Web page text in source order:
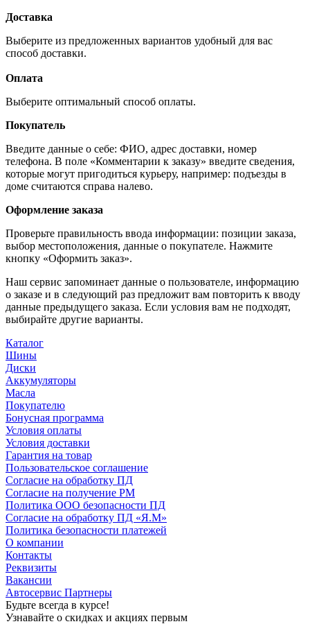
Доставка
Выберите из предложенных вариантов удобный для вас
способ доставки.
Оплата
Выберите оптимальный способ оплаты.
Покупатель
Введите данные о себе: ФИО, адрес доставки, номер
телефона. В поле «Комментарии к заказу» введите сведения,
которые могут пригодиться курьеру, например: подъезды в
доме считаются справа налево.
Оформление заказа
Проверьте правильность ввода информации: позиции заказа,
выбор местоположения, данные о покупателе. Нажмите
кнопку «Оформить заказ».
Наш сервис запоминает данные о пользователе, информацию
о заказе и в следующий раз предложит вам повторить к вводу
данные предыдущего заказа. Если условия вам не подходят,
выбирайте другие варианты.
Каталог
Шины
Диски
Аккумуляторы
Масла
Покупателю
Бонусная программа
Условия оплаты
Условия доставки
Гарантия на товар
Пользовательское соглашение
Согласие на обработку ПД
Согласие на получение РМ
Политика ООО безопасности ПД
Согласие на обработку ПД «Я.М»
Политика безопасности платежей
О компании
Контакты
Реквизиты
Вакансии
Автосервис Партнеры
Будьте всегда в курсе!
Узнавайте о скидках и акциях первым